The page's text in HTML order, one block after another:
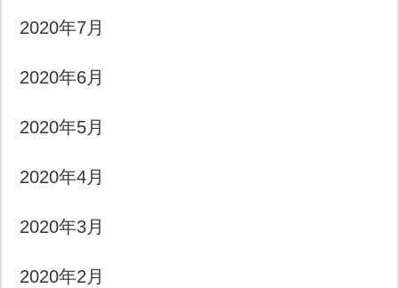
2020年7月
2020年6月
2020年5月
2020年4月
2020年3月
2020年2月